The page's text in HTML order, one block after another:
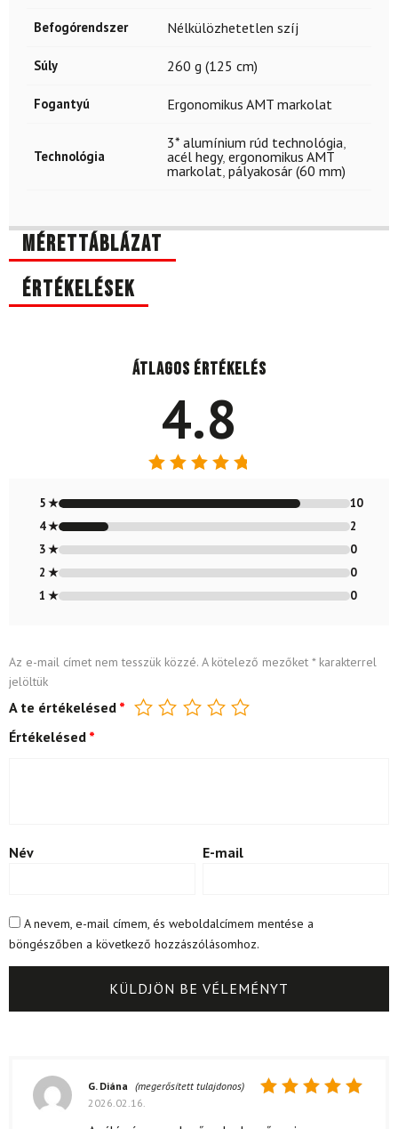
Befogórendszer Nélkülözhetetlen szíj
Súly 260 g (125 cm)
Fogantyú Ergonomikus AMT markolat
Technológia
3* alumínium rúd technológia,
acél hegy, ergonomikus AMT
markolat, pályakosár (60 mm)
Mérettáblázat
Értékelések
Átlagos értékelés
4.8
4.83/ 5
5 ★
10
4 ★
2
3 ★
0
2 ★
0
1 ★
0
Az e-mail címet nem tesszük közzé. A kötelező mezőket *karakterrel
jelöltük
A te értékelésed *
Értékelésed *
Név E-mail
A nevem, e-mail címem, és weboldalcímem mentése a
böngészőben a következő hozzászólásomhoz.
5
/ 5
G. Diána (megerősített tulajdonos)
2026.02.16.